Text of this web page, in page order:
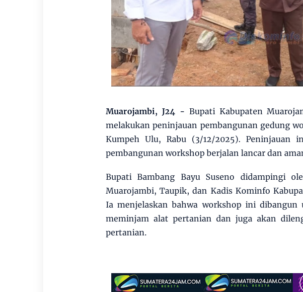
Muarojambi, J24 - Bupati Kabupaten
melakukan peninjauan pembangunan gedung
Kumpeh Ulu, Rabu (3/12/2025). Peninjauan
pembangunan workshop berjalan lancar dan
Bupati Bambang Bayu Suseno didampingi
Muarojambi, Taupik, dan Kadis Kominfo
Ia menjelaskan bahwa workshop ini dibangun
meminjam alat pertanian dan juga akan
pertanian.